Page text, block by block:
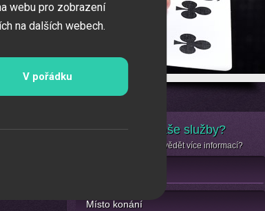
Máte zájem o naše služby?
Nebo se jen chcete dozvědět více informací?
webu pro zobrazení
na dalších webech.
V pořádku